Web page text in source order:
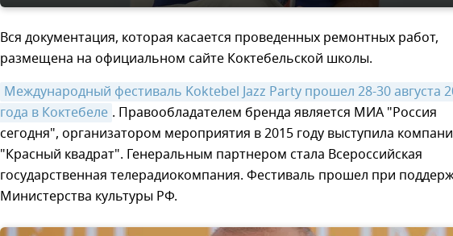
Вся документация, которая касается проведенных ремонтных работ,
размещена на официальном сайте Коктебельской школы.
Международный фестиваль Koktebel Jazz Party прошел 28-30 августа
года в Коктебеле . Правообладателем бренда является МИА "Россия
сегодня", организатором мероприятия в 2015 году выступила
"Красный квадрат". Генеральным партнером стала Всероссийская
государственная телерадиокомпания. Фестиваль прошел при
Министерства культуры РФ.